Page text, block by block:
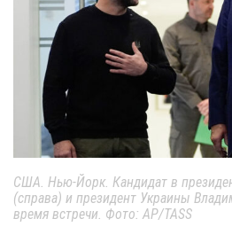
США. Нью-Йорк. Кандидат в
(справа) и президент Украины
время встречи. Фото: AP/TASS